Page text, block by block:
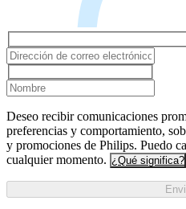
Deseo recibir comunicaciones
preferencias y comportamiento,
y promociones de Philips. Puedo
cualquier momento. ¿Qué significa?